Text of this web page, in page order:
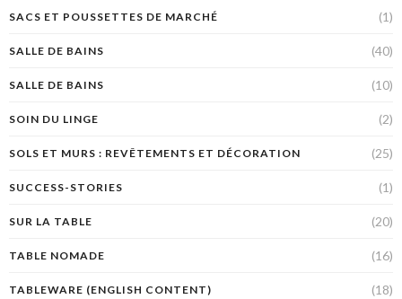
SACS ET POUSSETTES DE MARCHÉ (1)
SALLE DE BAINS (40)
SALLE DE BAINS (10)
SOIN DU LINGE (2)
SOLS ET MURS : REVÊTEMENTS ET DÉCORATION (25)
SUCCESS-STORIES (1)
SUR LA TABLE (20)
TABLE NOMADE (16)
TABLEWARE (ENGLISH CONTENT) (18)